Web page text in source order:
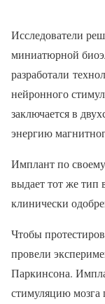
Исследователи
миниатюрной
разработали
нейронного
заключается в
энергию
Имплант по
выдает тот же тип
клинически
Чтобы
провели
Паркинсона.
стимуляцию мозга